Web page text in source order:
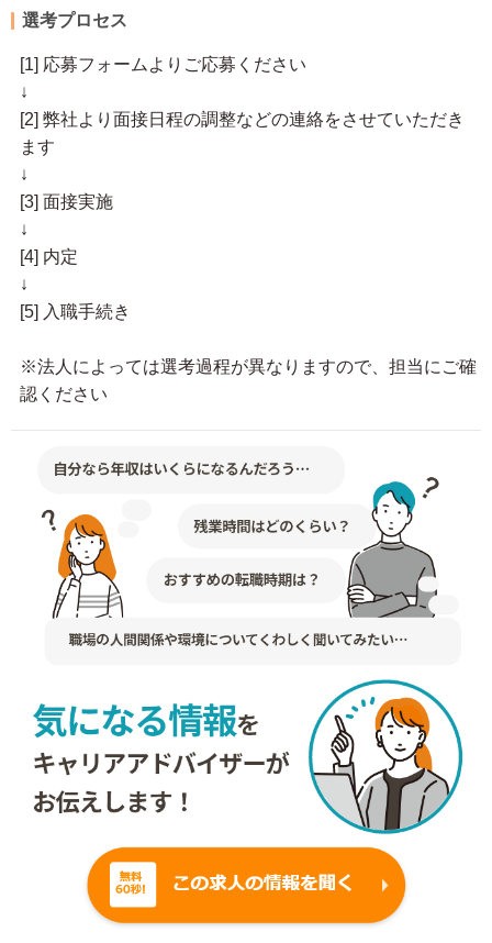
選考プロセス
[1] 応募フォームよりご応募ください
↓
[2] 弊社より面接日程の調整などの連絡をさせていただき
ます
↓
[3] 面接実施
↓
[4] 内定
↓
[5] 入職手続き
※法人によっては選考過程が異なりますので、担当にご確
認ください